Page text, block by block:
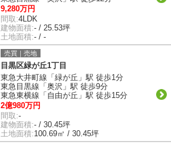
9,280万円
間取:4LDK
建物面積:- / 25.53坪
土地面積:- / -
売買｜売地
目黒区緑が丘1丁目
東急大井町線「緑が丘」駅 徒歩1分
東急目黒線「奥沢」駅 徒歩9分
東急東横線「自由が丘」駅 徒歩15分
2億980万円
間取:-
建物面積:- / 30.45坪
土地面積:100.69㎡ / 30.45坪